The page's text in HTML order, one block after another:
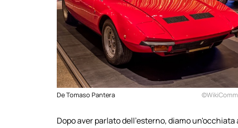
De Tomaso Pantera
Dopo aver parlato dell'esterno, diamo